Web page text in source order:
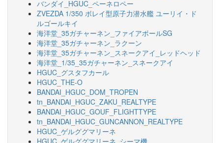
バンダイ_HGUC_ペーネロペー
ZVEZDA 1/350 ボレイ型原子力潜水艦 ユーリイ・ド
ルゴールキイ
海洋堂_35ガチャーネン_ファイアボールSG
海洋堂_35ガチャーネン_ラクーン
海洋堂_35ガチャーネン_スネークアイ_レッドヘッド
海洋堂_1/35_35ガチャーネン_スネークアイ
HGUC_グスタフカール
HGUC_THE-O
BANDAI_HGUC_DOM_TROPEN
tn_BANDAI_HGUC_ZAKU_REALTYPE
BANDAI_HGUC_GOUF_FLIGHTTYPE
tn_BANDAI_HGUC_GUNCANNON_REALTYPE
HGUC_ゲルググマリーネ
HGUC_ゲルググマリーネ_シーマ機